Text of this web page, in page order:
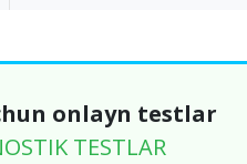
onlayn testlar
TESTLAR